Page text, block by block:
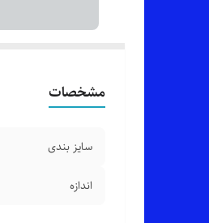
مشخصات
سایز بندی
اندازه